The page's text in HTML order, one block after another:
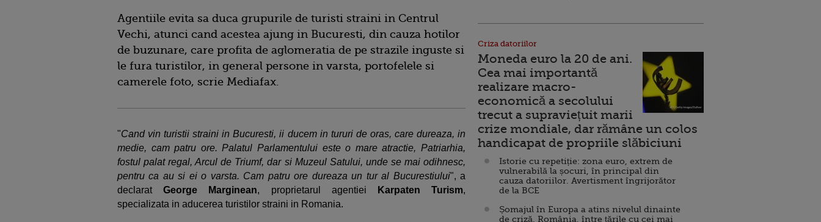
Agentiile evita sa duca grupurile de turisti straini in Centrul
Vechi, atunci cand acestea ajung in Bucuresti, din cauza hotilor
de buzunare, care profita de aglomeratia de pe strazile inguste si
le fura turistilor, in general persone in varsta, portofelele si
camerele foto, scrie Mediafax.
"Cand vin turistii straini in Bucuresti, ii ducem in tururi de oras, care dureaza, in
medie, cam patru ore. Palatul Parlamentului este o mare atractie, Patriarhia,
fostul palat regal, Arcul de Triumf, dar si Muzeul Satului, unde se mai odihnesc,
pentru ca au si ei o varsta. Cam patru ore dureaza un tur al Bucurestiului", a
declaratGeorge Marginean, proprietarul agentiei Karpaten Turism,
specializata in aducerea turistilor straini in Romania.
Criza datoriilor
Moneda euro la 20 de ani.
Cea mai importantă
realizare macro-
economică a secolului
trecut a supraviețuit marii
crize mondiale, dar rămâne un colos
handicapat de propriile slăbiciuni
Istorie cu repetiție: zona euro, extrem de
vulnerabilă la șocuri, în principal din
cauza datoriilor. Avertisment îngrijorător
de la BCE
Șomajul în Europa a atins nivelul dinainte
de criză. România, între țările cu cei mai